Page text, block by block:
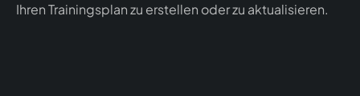
Ihren Trainingsplan zu erstellen oder zu aktualisieren.